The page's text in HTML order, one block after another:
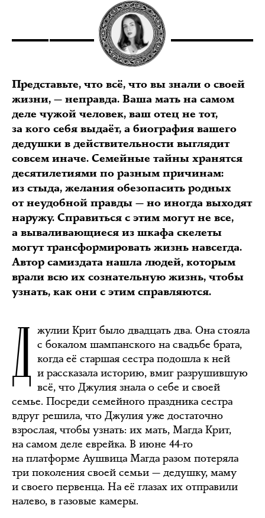
Представьте, что всё, что вы знали о своей
жизни, — неправда. Ваша мать на самом
деле чужой человек, ваш отец не тот,
за кого себя выдаёт, а биография вашего
дедушки в действительности выглядит
совсем иначе. Семейные тайны хранятся
десятилетиями по разным причинам:
из стыда, желания обезопасить родных
от неудобной правды — но иногда выходят
наружу. Справиться с этим могут не все,
а вываливающиеся из шкафа скелеты
могут трансформировать жизнь навсегда.
Автор самиздата нашла людей, которым
врали всю их сознательную жизнь, чтобы
узнать, как они с этим справляются.
Д жулии Крит было двадцать два. Она стояла
с бокалом шампанского на свадьбе брата,
когда её старшая сестра подошла к ней
и рассказала историю, вмиг разрушившую
всё, что Джулия знала о себе и своей
семье. Посреди семейного праздника сестра
вдруг решила, что Джулия уже достаточно
взрослая, чтобы узнать: их мать, Магда Крит,
на самом деле еврейка. В июне 44-го
на платформе Аушвица Магда разом потеряла
три поколения своей семьи — дедушку, маму
и своего первенца. На её глазах их отправили
налево, в газовые камеры.